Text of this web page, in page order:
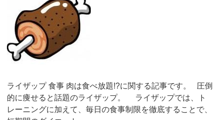
ライザップ 食事 肉は食べ放題!?に関する記事です。 圧倒
的に痩せると話題のライザップ。 ライザップでは、ト
レーニングに加えて、毎日の食事制限を徹底することで、